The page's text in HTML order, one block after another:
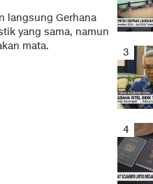
langsung Gerhana
yang sama, namun
mata.
3
4